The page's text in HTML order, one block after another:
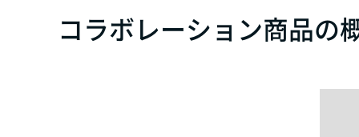
コラボレーション商品の